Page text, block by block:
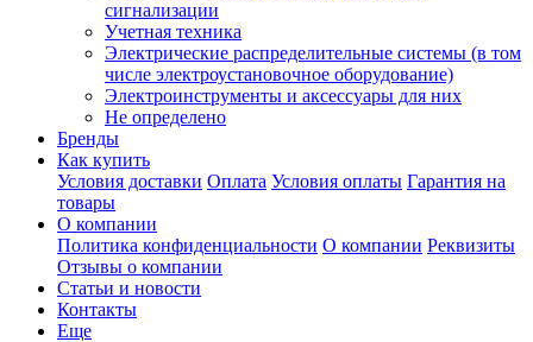
сигнализации
Учетная техника
Электрические распределительные системы (в том
числе электроустановочное оборудование)
Электроинструменты и аксессуары для них
Не определено
Бренды
Как купить
Условия доставки Оплата Условия оплаты Гарантия на
товары
О компании
Политика конфиденциальности О компании Реквизиты
Отзывы о компании
Статьи и новости
Контакты
Еще